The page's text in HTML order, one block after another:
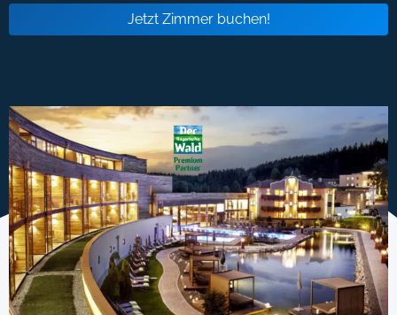
Jetzt Zimmer buchen!